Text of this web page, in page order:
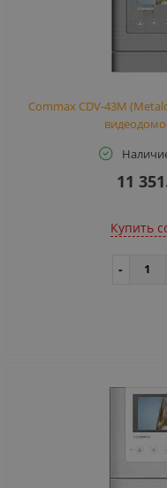
Commax CDV-43M
11
Купить